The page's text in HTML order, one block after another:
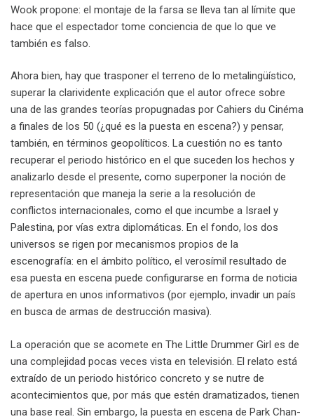
Wook propone: el montaje de la farsa se lleva tan al límite que
hace que el espectador tome conciencia de que lo que ve
también es falso.
Ahora bien, hay que trasponer el terreno de lo metalingüístico,
superar la clarividente explicación que el autor ofrece sobre
una de las grandes teorías propugnadas por Cahiers du Cinéma
a finales de los 50 (¿qué es la puesta en escena?) y pensar,
también, en términos geopolíticos. La cuestión no es tanto
recuperar el periodo histórico en el que suceden los hechos y
analizarlo desde el presente, como superponer la noción de
representación que maneja la serie a la resolución de
conflictos internacionales, como el que incumbe a Israel y
Palestina, por vías extra diplomáticas. En el fondo, los dos
universos se rigen por mecanismos propios de la
escenografía: en el ámbito político, el verosímil resultado de
esa puesta en escena puede configurarse en forma de noticia
de apertura en unos informativos (por ejemplo, invadir un país
en busca de armas de destrucción masiva).
La operación que se acomete en The Little Drummer Girl es de
una complejidad pocas veces vista en televisión. El relato está
extraído de un periodo histórico concreto y se nutre de
acontecimientos que, por más que estén dramatizados, tienen
una base real. Sin embargo, la puesta en escena de Park Chan-